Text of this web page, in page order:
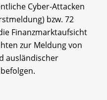
Cyber-Attacken
bzw. 72
Finanzmarktaufsicht
zur Meldung von
ausländischer